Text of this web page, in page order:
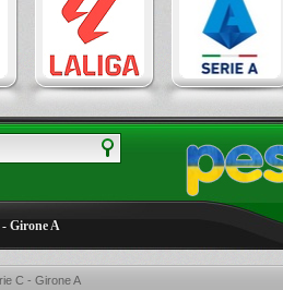
Girone A
C - Girone A